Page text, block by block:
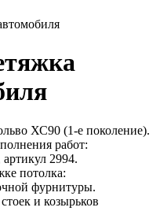
ХС90 (1-е поколение).
работ:
2994.
потолка:
фурнитуры.
и козырьков